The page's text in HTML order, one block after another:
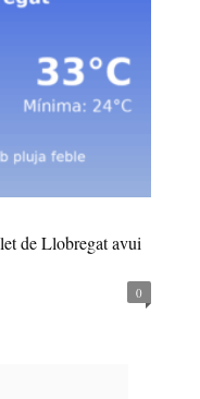
de Llobregat avui
0